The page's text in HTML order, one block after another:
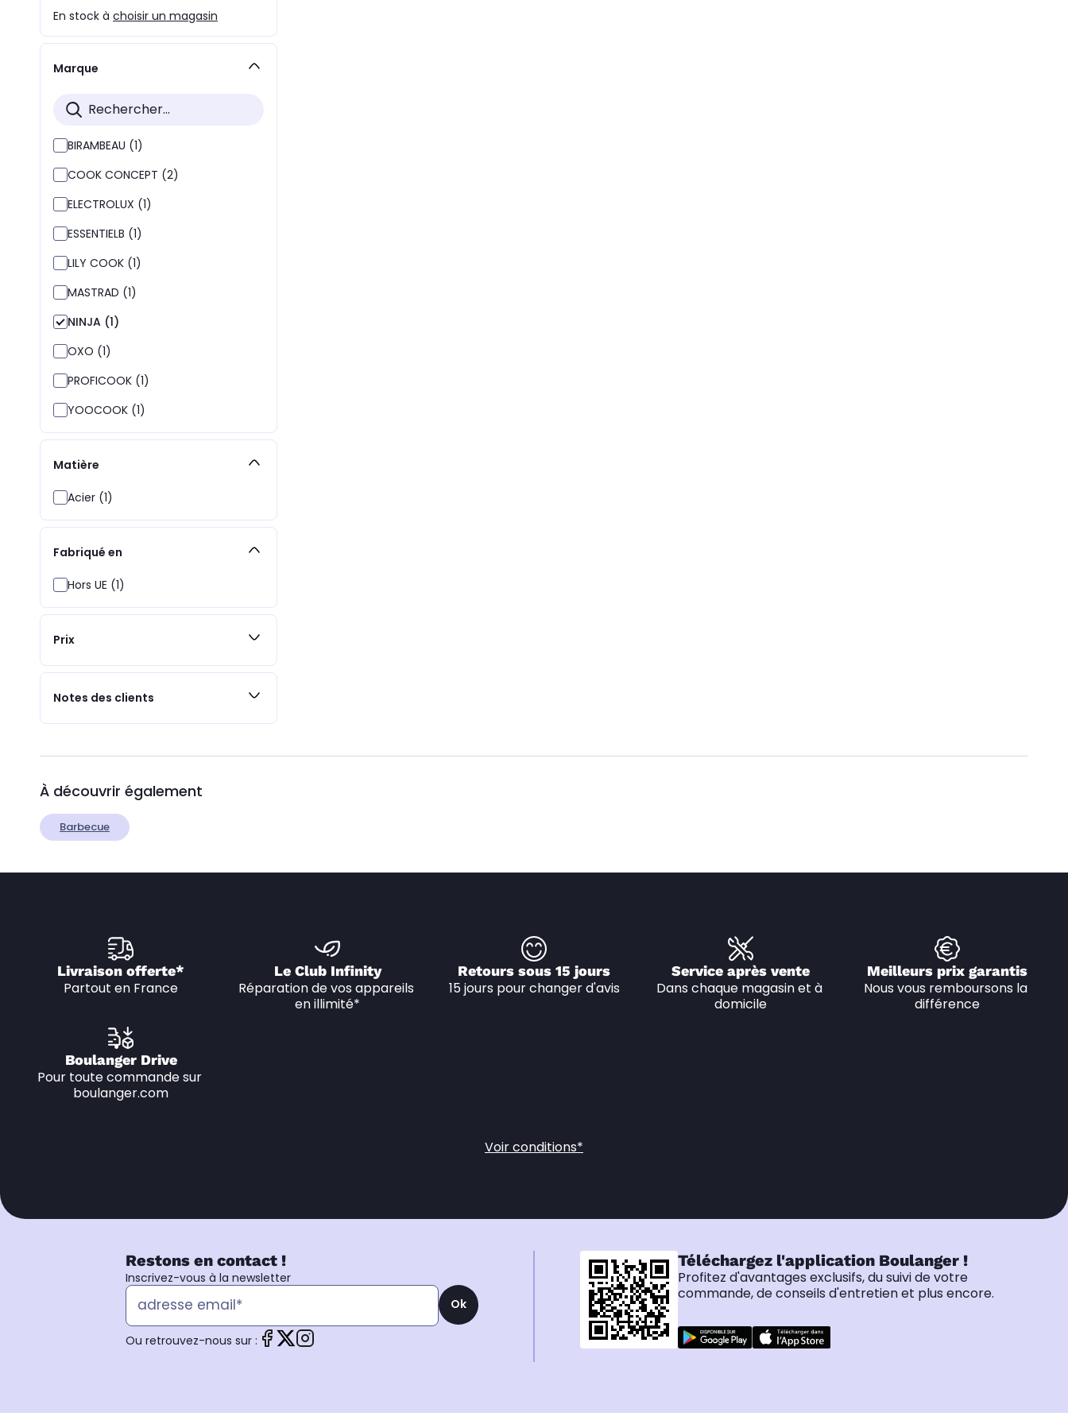
En stock à choisir un magasin
Marque
BIRAMBEAU (1)
COOK CONCEPT (2)
ELECTROLUX (1)
ESSENTIELB (1)
LILY COOK (1)
MASTRAD (1)
NINJA (1)
OXO (1)
PROFICOOK (1)
YOOCOOK (1)
Matière
Acier (1)
Fabriqué en
Hors UE (1)
Prix
Notes des clients
À découvrir également
Barbecue
Livraison offerte*
Partout en France
Le Club Infinity
Réparation de vos appareils
en illimité*
Retours sous 15 jours
15 jours pour changer d'avis
Service après vente
Dans chaque magasin et à
domicile
Meilleurs prix garantis
Nous vous remboursons la
différence
Boulanger Drive
Pour toute commande sur
boulanger.com
Voir conditions*
Restons en contact !
Inscrivez-vous à la newsletter
Ok
Ou retrouvez-nous sur :
Téléchargez l'application Boulanger !
Profitez d'avantages exclusifs, du suivi de votre
commande, de conseils d'entretien et plus encore.